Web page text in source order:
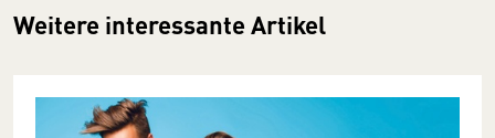
Weitere interessante Artikel